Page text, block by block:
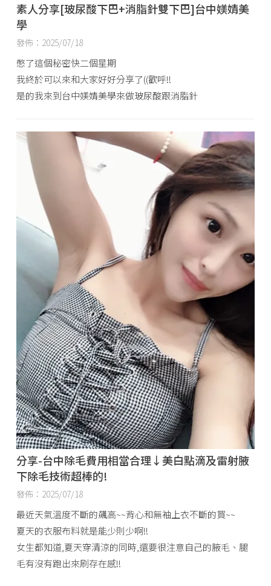
素人分享[玻尿酸下巴+消脂針雙下巴]台中媄婧美
學
發佈：2025/07/18
憋了這個秘密快二個星期
我終於可以來和大家好好分享了((歡呼!!
是的我來到台中媄婧美學來做玻尿酸跟消脂針
分享-台中除毛費用相當合理↓美白點滴及雷射腋
下除毛技術超棒的!
發佈：2025/07/18
最近天氣溫度不斷的飆高~~背心和無袖上衣不斷的買~~
夏天的衣服布料就是能少則少啊!!
女生都知道,夏天穿清涼的同時,還要很注意自己的腋毛、腿
毛有沒有跑出來刷存在感!!